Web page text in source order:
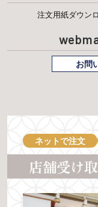
注文用紙ダウン
お問
ネットで注文
店舗受け